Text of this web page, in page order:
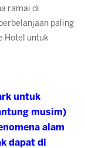
ramai di
paling
Hotel untuk
untuk
musim)
alam
dapat di